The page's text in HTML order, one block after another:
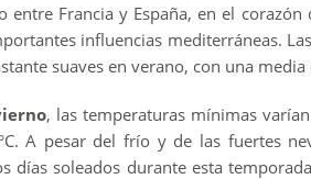
entre Francia y España, en el
influencias mediterráneas.
suaves en verano, con una
, las temperaturas mínimas
A pesar del frío y de las fuertes
días soleados durante esta